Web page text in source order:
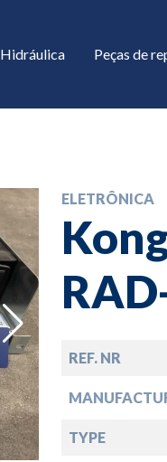
Hidráulica Peças de
ELETRÔNICA
REF. NR
TYPE